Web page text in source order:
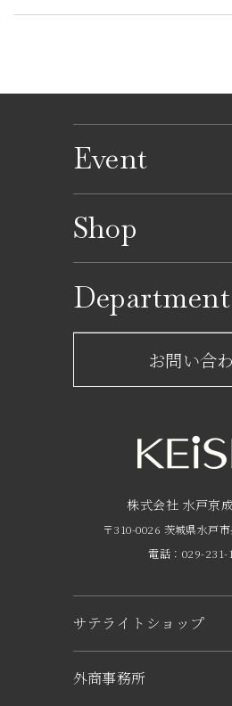
Event
イベントカレンダー
Shop
レストラン一覧
ショップからのお知らせ
フロアガイド
Department
サービスのご案内
京成友の会
京成ポイントカードに
企業概要
求人情報
お問い合
株式会社 水戸京
〒310-0026 茨城県水戸
電話：029-231-
サテライトショップ
KEiSEI ＆ owl（つくば）
外商事務所